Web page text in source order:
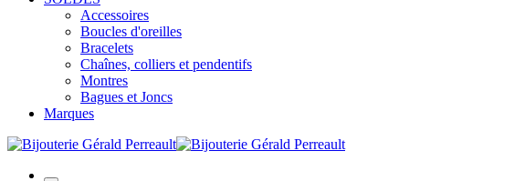
Accessoires
Boucles d'oreilles
Bracelets
Chaînes, colliers et pendentifs
Montres
Bagues et Joncs
Marques